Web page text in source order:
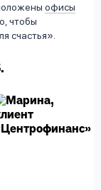
офисы
чтобы
счастья».